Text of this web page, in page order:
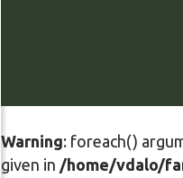
Warning: foreach()
given in /home/vdalo/